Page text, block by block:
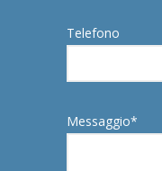
Telefono
Messaggio*